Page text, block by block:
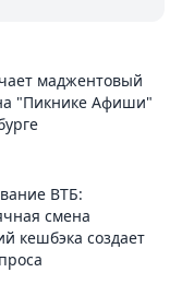
маджентовый
"Пикнике Афиши"
ВТБ:
смена
кешбэка создает